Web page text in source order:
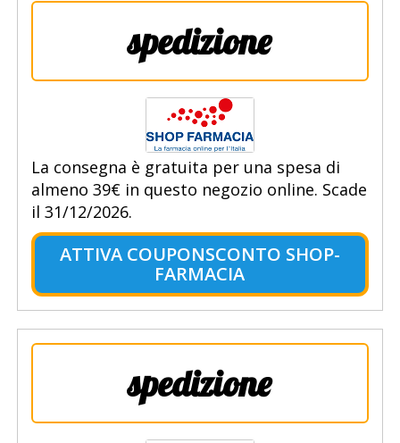
spedizione
La consegna è gratuita per una spesa di
almeno 39€ in questo negozio online. Scade
il 31/12/2026.
ATTIVA COUPONSCONTO SHOP-
FARMACIA
spedizione